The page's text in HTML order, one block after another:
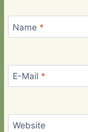
Name *
E-Mail *
Website